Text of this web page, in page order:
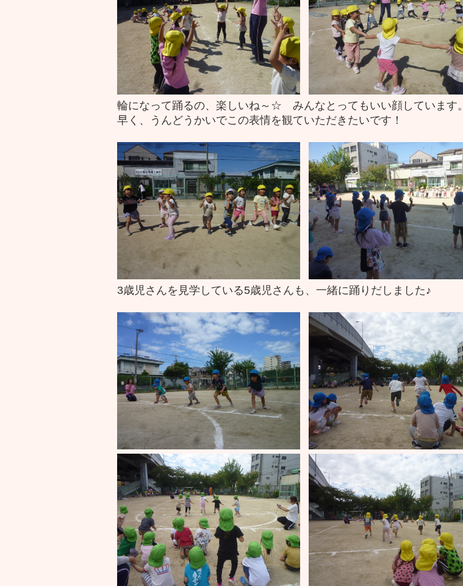
輪になって踊るの、楽しいね～☆ みんなとってもいい顔しています。
早く、うんどうかいでこの表情を観ていただきたいです！
3歳児さんを見学している5歳児さんも、一緒に踊りだしました♪